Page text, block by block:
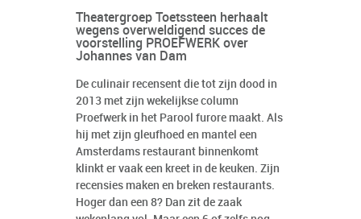
Theatergroep Toetssteen herhaalt
wegens overweldigend succes de
voorstelling PROEFWERK over
Johannes van Dam
De culinair recensent die tot zijn dood in
2013 met zijn wekelijkse column
Proefwerk in het Parool furore maakt. Als
hij met zijn gleufhoed en mantel een
Amsterdams restaurant binnenkomt
klinkt er vaak een kreet in de keuken. Zijn
recensies maken en breken restaurants.
Hoger dan een 8? Dan zit de zaak